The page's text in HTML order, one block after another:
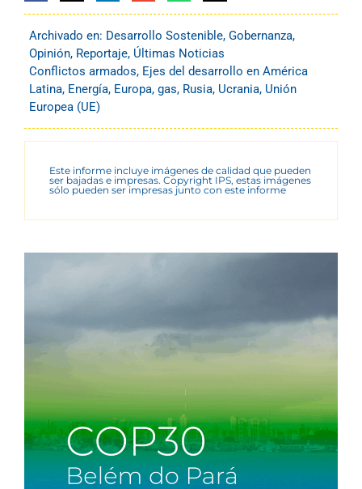
Archivado en: Desarrollo Sostenible, Gobernanza,
Opinión, Reportaje, Últimas Noticias
Conflictos armados, Ejes del desarrollo en América
Latina, Energía, Europa, gas, Rusia, Ucrania, Unión
Europea (UE)
Este informe incluye imágenes de calidad que pueden
ser bajadas e impresas. Copyright IPS, estas imágenes
sólo pueden ser impresas junto con este informe